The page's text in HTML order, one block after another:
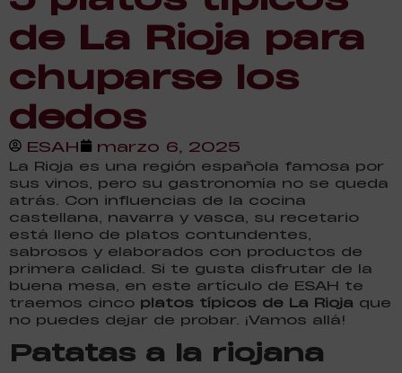
de La Rioja para
chuparse los
dedos
ESAH marzo 6, 2025
La Rioja es una región española famosa por
sus vinos, pero su gastronomía no se queda
atrás. Con influencias de la cocina
castellana, navarra y vasca, su recetario
está lleno de platos contundentes,
sabrosos y elaborados con productos de
primera calidad. Si te gusta disfrutar de la
buena mesa, en este artículo de ESAH te
traemos cinco platos típicos de La Rioja que
no puedes dejar de probar. ¡Vamos allá!
Patatas a la riojana